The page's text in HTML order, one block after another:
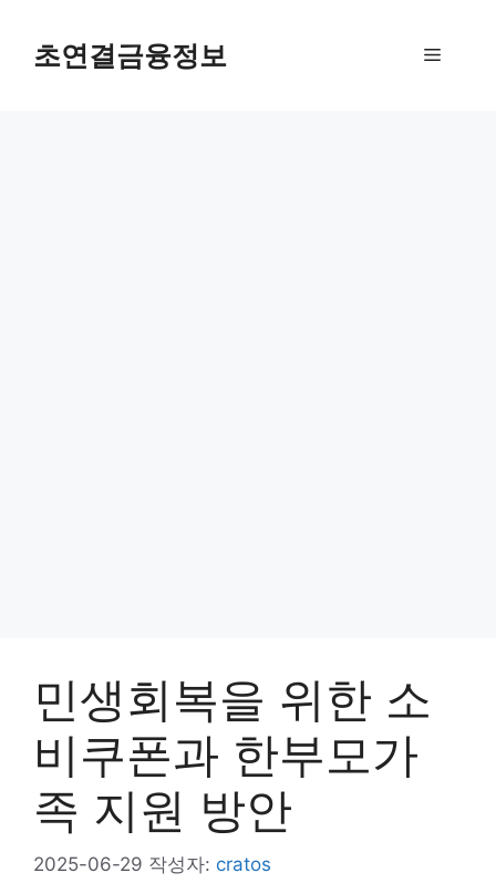
초연결금융정보 메
민생회복을 위한 소
비쿠폰과 한부모가
족 지원 방안
2025-06-29 작성자: cratos